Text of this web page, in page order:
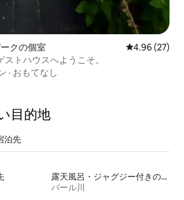
クの個室 レビュー27
4.96 (27)
トハウスへようこそ。
· おもてなし
目⁠的⁠地
泊⁠先
露天風呂・ジャグジー付きの宿泊施設
バール川